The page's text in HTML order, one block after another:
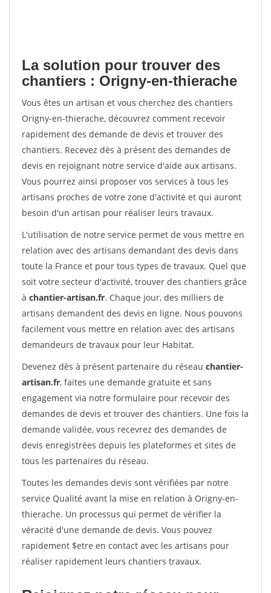
La solution pour trouver des
chantiers : Origny-en-thierache
Vous êtes un artisan et vous cherchez des chantiers
Origny-en-thierache, découvrez comment recevoir
rapidement des demande de devis et trouver des
chantiers. Recevez dès à présent des demandes de
devis en rejoignant notre service d'aide aux artisans.
Vous pourrez ainsi proposer vos services à tous les
artisans proches de votre zone d'activité et qui auront
besoin d'un artisan pour réaliser leurs travaux.
L'utilisation de notre service permet de vous mettre en
relation avec des artisans demandant des devis dans
toute la France et pour tous types de travaux. Quel que
soit votre secteur d'activité, trouver des chantiers grâce
à chantier-artisan.fr. Chaque jour, des milliers de
artisans demandent des devis en ligne. Nous pouvons
facilement vous mettre en relation avec des artisans
demandeurs de travaux pour leur Habitat.
Devenez dès à présent partenaire du réseau chantier-
artisan.fr, faites une demande gratuite et sans
engagement via notre formulaire pour recevoir des
demandes de devis et trouver des chantiers. Une fois la
demande validée, vous recevrez des demandes de
devis enregistrées depuis les plateformes et sites de
tous les partenaires du réseau.
Toutes les demandes devis sont vérifiées par notre
service Qualité avant la mise en relation à Origny-en-
thierache. Un processus qui permet de vérifier la
véracité d'une demande de devis. Vous pouvez
rapidement $etre en contact avec les artisans pour
réaliser rapidement leurs chantiers travaux.